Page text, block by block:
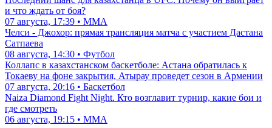
и что ждать от боя?
07 августа, 17:39 • ММА
Челси - Джохор: прямая трансляция матча с участием Дастана
Сатпаева
08 августа, 14:30 • Футбол
Коллапс в казахстанском баскетболе: Астана обратилась к
Токаеву на фоне закрытия, Атырау проведет сезон в Армении
07 августа, 20:16 • Баскетбол
Naiza Diamond Fight Night. Кто возглавит турнир, какие бои и
где смотреть
06 августа, 19:15 • ММА